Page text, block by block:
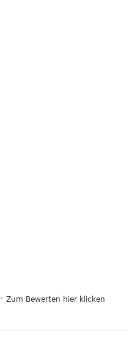
Zum Bewerten hier klicken